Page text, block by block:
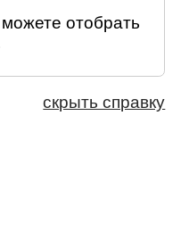
отобрать
скрыть справку